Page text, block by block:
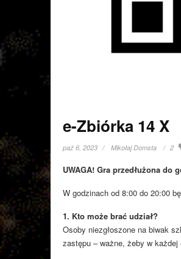
e-Zbiórka 14 X
paź 6, 2023 Mikołaj Domsta 2
UWAGA! Gra przedłużona do
W godzinach od 8:00 do 20:00
1. Kto może brać udział?
Osoby niezgłoszone na biwak
zastępu – ważne, żeby w